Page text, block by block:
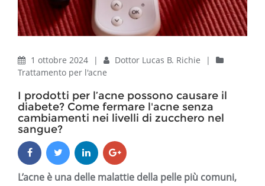
1 ottobre 2024 | Dottor Lucas B. Richie
|
Trattamento per l'acne
I prodotti per l’acne possono causare il
diabete? Come fermare l'acne senza
cambiamenti nei livelli di zucchero nel
sangue?
L’acne è una delle malattie della pelle più comuni,